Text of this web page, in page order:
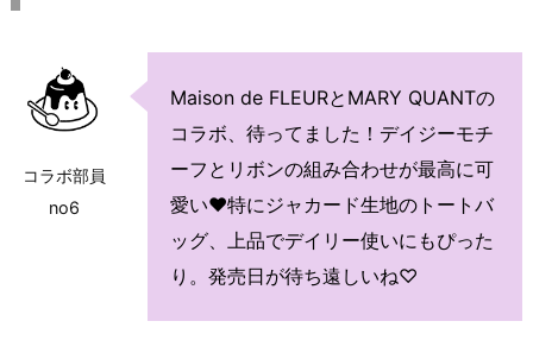
コラボ部員
no6
Maison de FLEURとMARY QUANTの
コラボ、待ってました！デイジーモチ
ーフとリボンの組み合わせが最高に可
愛い♥特にジャカード生地のトートバ
ッグ、上品でデイリー使いにもぴった
り。発売日が待ち遠しいね♡